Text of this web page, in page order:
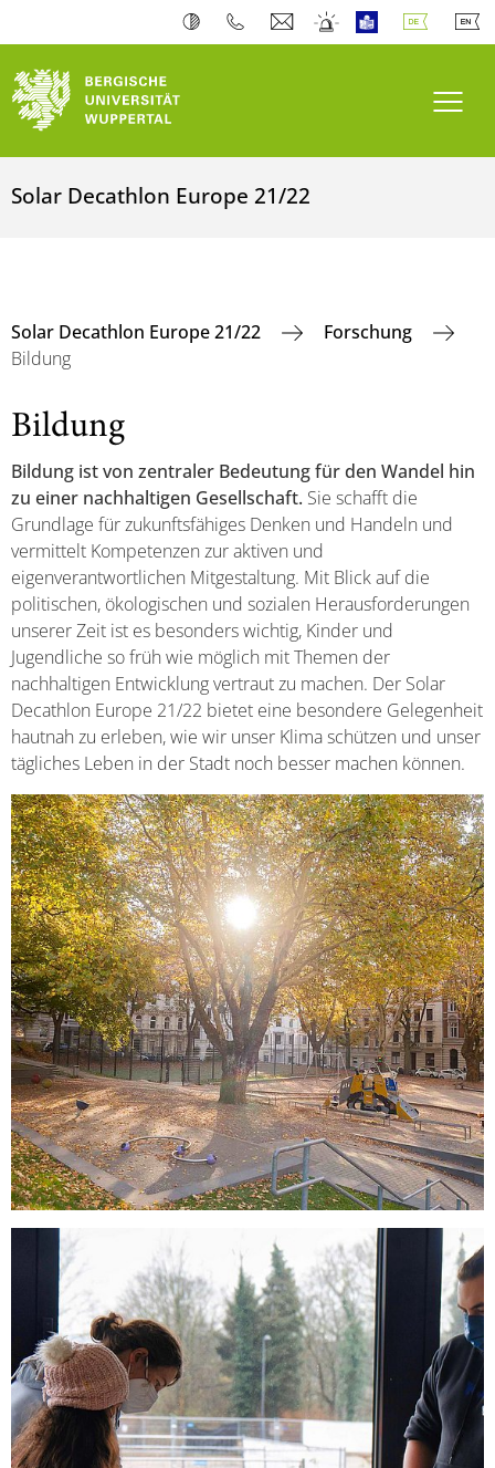
Solar Decathlon Europe 21/22
Solar Decathlon Europe 21/22
Forschung
Bildung
Bildung
Bildung ist von zentraler Bedeutung für den Wandel hin
zu einer nachhaltigen Gesellschaft. Sie schafft die
Grundlage für zukunftsfähiges Denken und Handeln und
vermittelt Kompetenzen zur aktiven und
eigenverantwortlichen Mitgestaltung. Mit Blick auf die
politischen, ökologischen und sozialen Herausforderungen
unserer Zeit ist es besonders wichtig, Kinder und
Jugendliche so früh wie möglich mit Themen der
nachhaltigen Entwicklung vertraut zu machen. Der Solar
Decathlon Europe 21/22 bietet eine besondere Gelegenheit
hautnah zu erleben, wie wir unser Klima schützen und unser
tägliches Leben in der Stadt noch besser machen können.